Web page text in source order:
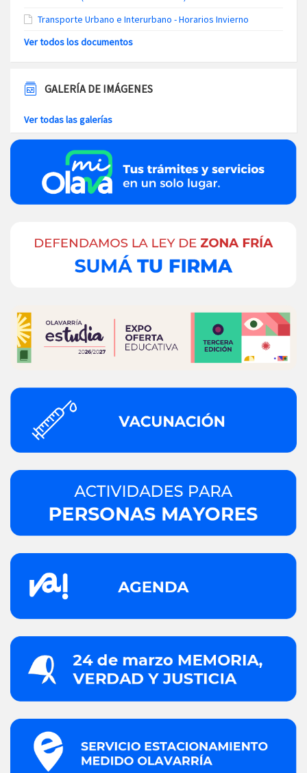
Transporte Urbano e Interurbano - Horarios Invierno
Ver todos los documentos
GALERÍA DE IMÁGENES
Ver todas las galerías